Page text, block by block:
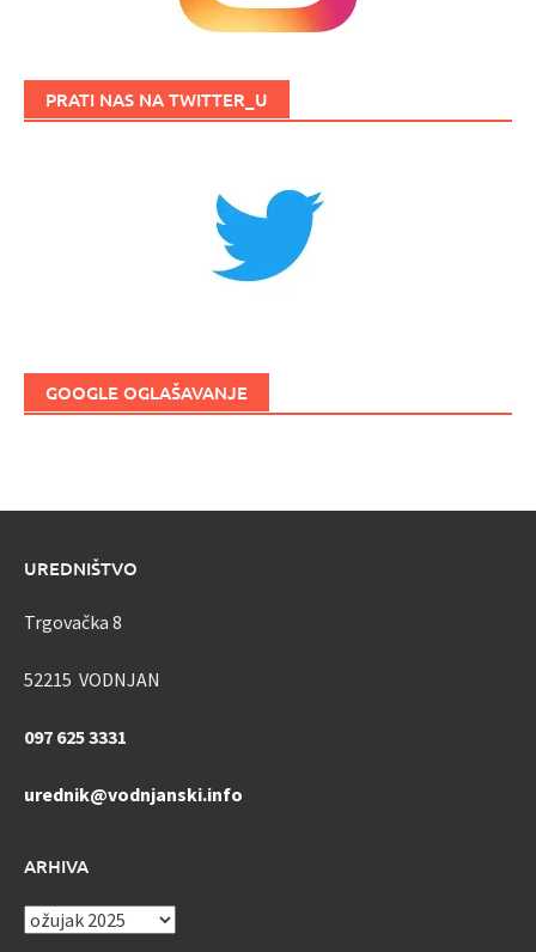
PRATI NAS NA TWITTER_U
GOOGLE OGLAŠAVANJE
UREDNIŠTVO
Trgovačka 8
52215 VODNJAN
097 625 3331
urednik@vodnjanski.info
ARHIVA
ARHIVA